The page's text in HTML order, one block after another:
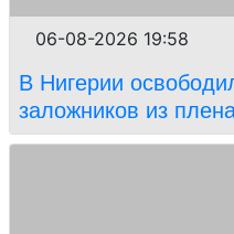
06-08-2026 19:58
В Нигерии
заложников из